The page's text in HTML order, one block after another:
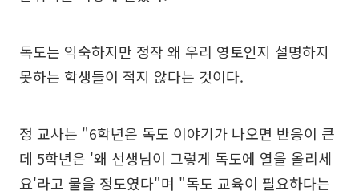
독도는 익숙하지만 정작 왜 우리 영토인지 설명하지
못하는 학생들이 적지 않다는 것이다.
정 교사는 "6학년은 독도 이야기가 나오면 반응이 큰
데 5학년은 '왜 선생님이 그렇게 독도에 열을 올리세
요'라고 물을 정도였다"며 "독도 교육이 필요하다는